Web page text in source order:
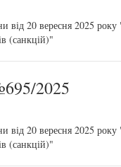
від 20 вересня 2025
(санкцій)"
2025
від 20 вересня 2025
(санкцій)"